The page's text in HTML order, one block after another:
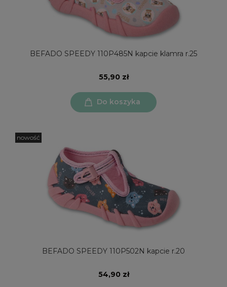
BEFADO SPEEDY 110P485N kapcie klamra r.25
55,90 zł
Do koszyka
BEFADO SPEEDY 110P502N kapcie r.20
54,90 zł
nowość